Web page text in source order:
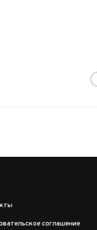
соглашение